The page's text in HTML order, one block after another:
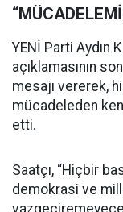
YENİ Parti Aydın
açıklamasının
mesajı vererek,
mücadeleden
etti.
Saatçı, “Hiçbir
demokrasi ve